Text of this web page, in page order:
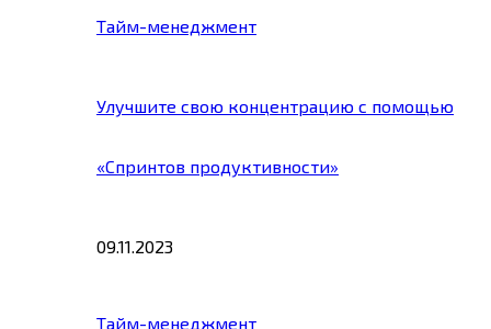
Тайм-менеджмент
Улучшите свою концентрацию с помощью
«Спринтов продуктивности»
09.11.2023
Тайм-менеджмент